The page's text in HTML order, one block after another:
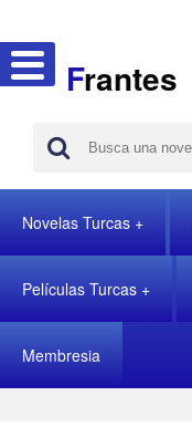
Frantes
Novelas Turcas
Películas Turcas
Membresia